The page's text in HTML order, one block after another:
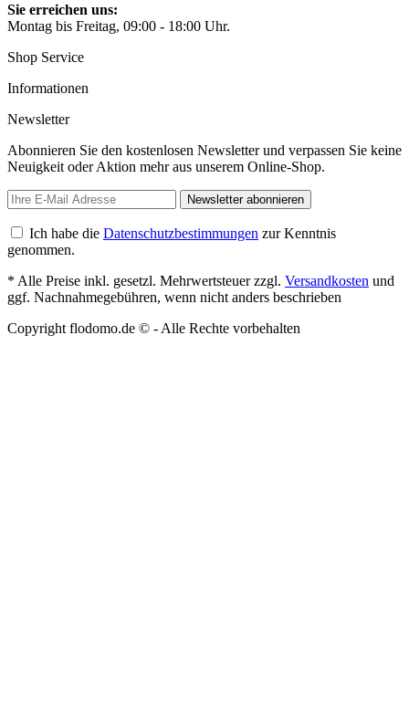
Sie erreichen uns:
Montag bis Freitag, 09:00 - 18:00 Uhr.
Shop Service
Informationen
Newsletter
Abonnieren Sie den kostenlosen Newsletter und verpassen Sie keine
Neuigkeit oder Aktion mehr aus unserem Online-Shop.
Newsletter abonnieren
Ich habe die Datenschutzbestimmungen zur Kenntnis
genommen.
* Alle Preise inkl. gesetzl. Mehrwertsteuer zzgl. Versandkosten und
ggf. Nachnahmegebühren, wenn nicht anders beschrieben
Copyright flodomo.de © - Alle Rechte vorbehalten